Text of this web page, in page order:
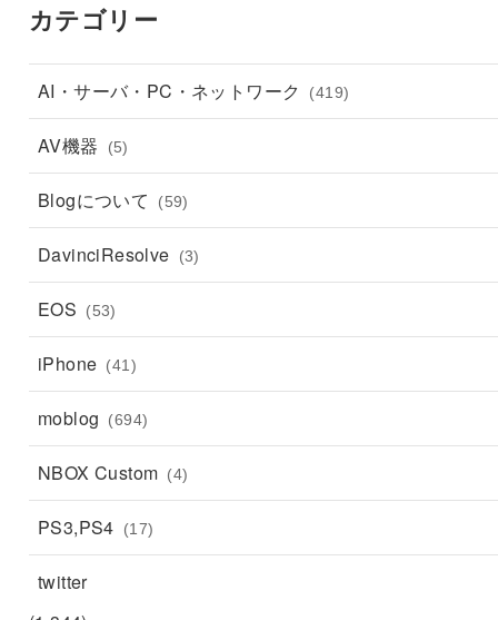
カテゴリー
AI・サーバ・PC・ネットワーク (419)
AV機器 (5)
Blogについて (59)
DavinciResolve (3)
EOS (53)
iPhone (41)
moblog (694)
NBOX Custom (4)
PS3,PS4 (17)
twitter